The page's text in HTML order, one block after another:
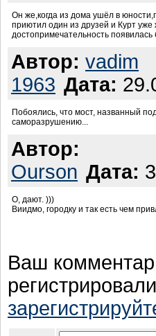
Он же,когда из дома ушёл в
приютил один из друзей и Курт
достопримечательность появилась
Автор: vadim
1963 Дата:
Побоялись, что мост, названный
саморазрушению...
Автор:
Ourson Дата:
О, дают. )))
Виидмо, городку и так есть чем
Ваш